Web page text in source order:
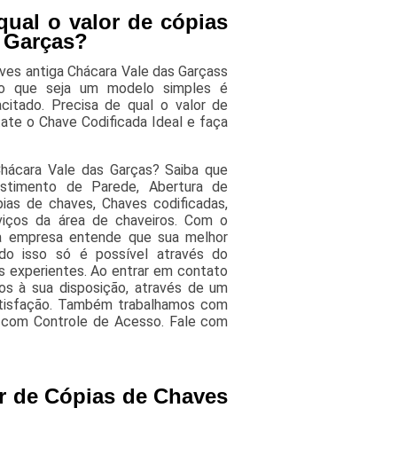
o valor de cópias
antiga Chácara Vale das Garçass
que seja um modelo simples é
Precisa de qual o valor de
o Chave Codificada Ideal e faça
Vale das Garças? Saiba que
de Parede, Abertura de
de chaves, Chaves codificadas,
da área de chaveiros. Com o
entende que sua melhor
isso só é possível através do
experientes. Ao entrar em contato
à sua disposição, através de um
Também trabalhamos com
Controle de Acesso. Fale com
de Cópias de Chaves